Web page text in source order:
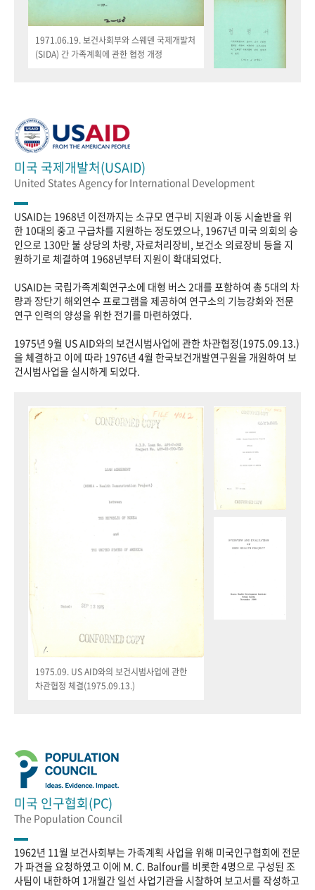
1971.06.19. 보건사회부와 스웨덴 국제개발처
(SIDA) 간 가족계획에 관한 협정 개정
미국 국제개발처(USAID)
United States Agency for International Development
USAID는 1968년 이전까지는 소규모 연구비 지원과 이동 시술반을 위
한 10대의 중고 구급차를 지원하는 정도였으나, 1967년 미국 의회의 승
인으로 130만 불 상당의 차량, 자료처리장비, 보건소 의료장비 등을 지
원하기로 체결하여 1968년부터 지원이 확대되었다.
USAID는 국립가족계획연구소에 대형 버스 2대를 포함하여 총 5대의 차
량과 장단기 해외연수 프로그램을 제공하여 연구소의 기능강화와 전문
연구 인력의 양성을 위한 전기를 마련하였다.
1975년 9월 US AID와의 보건시범사업에 관한 차관협정(1975.09.13.)
을 체결하고 이에 따라 1976년 4월 한국보건개발연구원을 개원하여 보
건시범사업을 실시하게 되었다.
1975.09. US AID와의 보건시범사업에 관한
차관협정 체결(1975.09.13.)
미국 인구협회(PC)
The Population Council
1962년 11월 보건사회부는 가족계획 사업을 위해 미국인구협회에 전문
가 파견을 요청하였고 이에 M. C. Balfour를 비롯한 4명으로 구성된 조
사팀이 내한하여 1개월간 일선 사업기관을 시찰하여 보고서를 작성하고